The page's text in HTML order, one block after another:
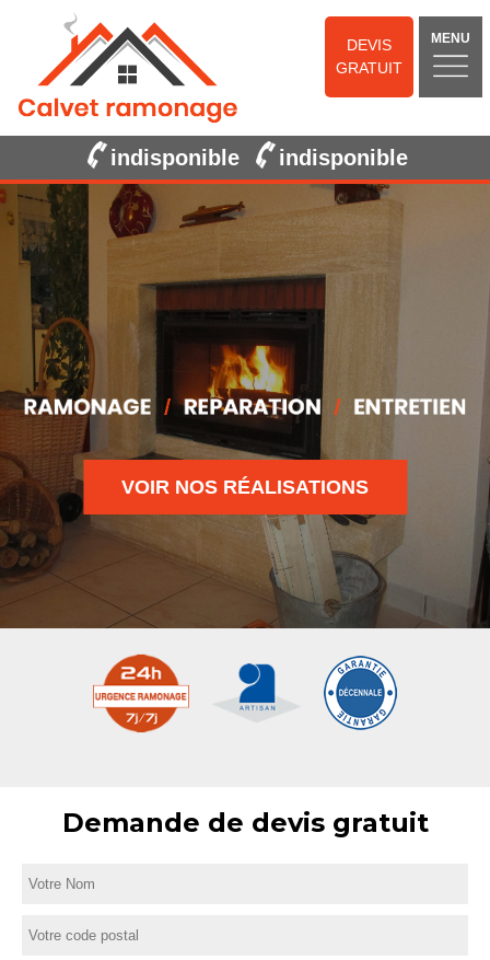
DEVIS
GRATUIT
MENU
indisponible indisponible
VOIR NOS RÉALISATIONS
Demande de devis gratuit